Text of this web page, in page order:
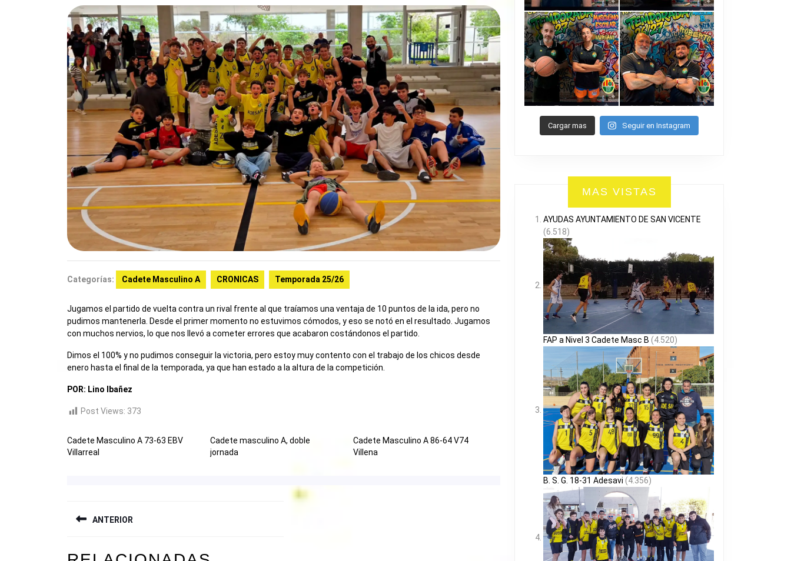
Categorías: Cadete Masculino A CRONICAS Temporada 25/26
Jugamos el partido de vuelta contra un rival frente al que traíamos una ventaja de 10 puntos de la ida, pero no
pudimos mantenerla. Desde el primer momento no estuvimos cómodos, y eso se notó en el resultado. Jugamos
con muchos nervios, lo que nos llevó a cometer errores que acabaron costándonos el partido.
Dimos el 100% y no pudimos conseguir la victoria, pero estoy muy contento con el trabajo de los chicos desde
enero hasta el final de la temporada, ya que han estado a la altura de la competición.
POR: Lino Ibañez
Post Views: 373
Cadete Masculino A 73-63 EBV
Villarreal
Cadete masculino A, doble
jornada
Cadete Masculino A 86-64 V74
Villena
DE
ENTRADAS
ANTERIOR
Cargar mas Seguir en Instagram
MAS VISTAS
AYUDAS AYUNTAMIENTO DE SAN VICENTE
(6.518)
FAP a Nivel 3 Cadete Masc B (4.520)
B. S. G. 18-31 Adesavi (4.356)